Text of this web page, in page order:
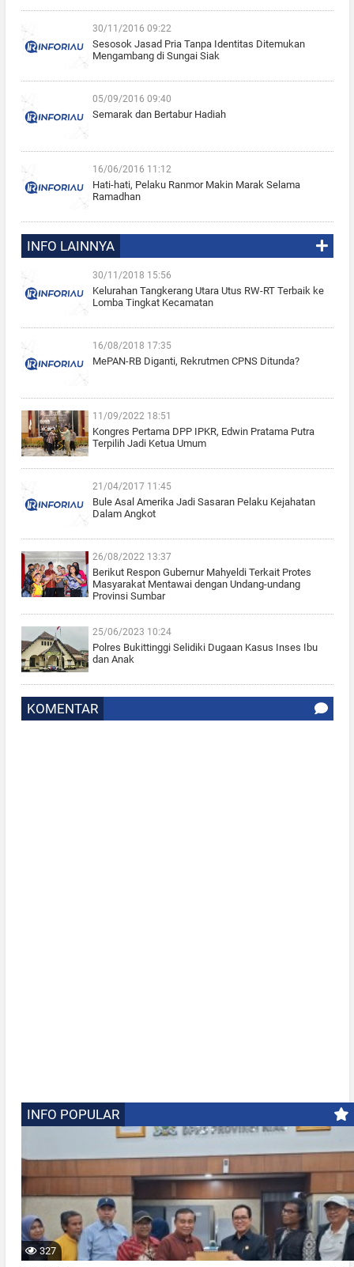
30/11/2016 09:22
Sesosok Jasad Pria Tanpa Identitas Ditemukan
Mengambang di Sungai Siak
05/09/2016 09:40
Semarak dan Bertabur Hadiah
16/06/2016 11:12
Hati-hati, Pelaku Ranmor Makin Marak Selama
Ramadhan
INFO LAINNYA
30/11/2018 15:56
Kelurahan Tangkerang Utara Utus RW-RT Terbaik ke
Lomba Tingkat Kecamatan
16/08/2018 17:35
MePAN-RB Diganti, Rekrutmen CPNS Ditunda?
11/09/2022 18:51
Kongres Pertama DPP IPKR, Edwin Pratama Putra
Terpilih Jadi Ketua Umum
21/04/2017 11:45
Bule Asal Amerika Jadi Sasaran Pelaku Kejahatan
Dalam Angkot
26/08/2022 13:37
Berikut Respon Gubernur Mahyeldi Terkait Protes
Masyarakat Mentawai dengan Undang-undang
Provinsi Sumbar
25/06/2023 10:24
Polres Bukittinggi Selidiki Dugaan Kasus Inses Ibu
dan Anak
KOMENTAR
INFO POPULAR
327